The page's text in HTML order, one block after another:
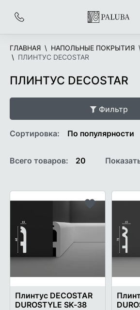
Заказать
На
главную
ГЛАВНАЯ НАПОЛЬНЫЕ ПОКРЫТИЯ
ПЛИНТУС DECOSTAR
ПЛИНТУС DECOSTAR
Фильтр
Сортировка:
Всего товаров: 20
список
желаемого
Плинтус DECOSTAR
DUROSTYLE SK-38